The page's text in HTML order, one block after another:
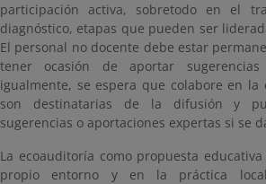
participación activa, sobretodo en el
diagnóstico, etapas que pueden ser
El personal no docente debe estar
tener ocasión de aportar
igualmente, se espera que colabore en la
son destinatarias de la difusión y
sugerencias o aportaciones expertas si se
La ecoauditoría como propuesta
propio entorno y en la práctica